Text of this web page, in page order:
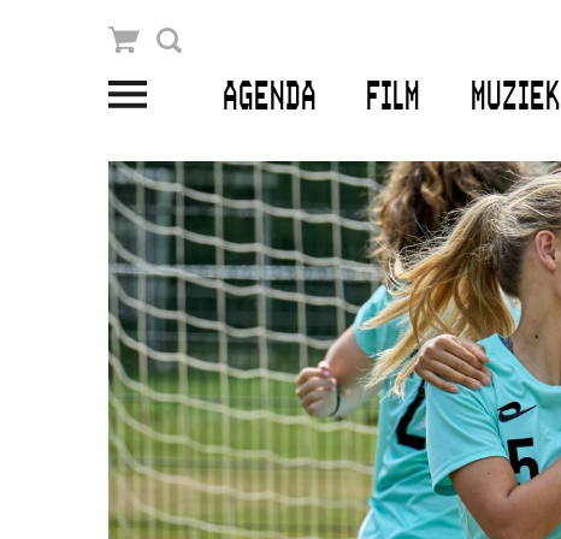
AGENDA FILM MUZIEK
Winkelmandje
PLAN JE BEZOEK
Openingstijden & contact
Bereikbaarheid
Kaartverkoop
EDUCATIE
Schoolvoorstellingen
Filmprogramma’s Primair Onderwijs